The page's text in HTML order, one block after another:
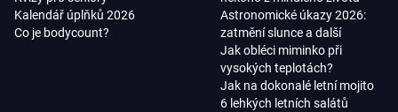
Kalendář úplňků 2026
Co je bodycount?
Astronomické úkazy 2026:
zatmění slunce a další
Jak obléci miminko při
vysokých teplotách?
Jak na dokonalé letní mojito
6 lehkých letních salátů